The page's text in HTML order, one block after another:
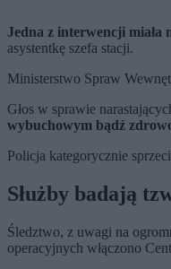
Jedna z interwencji miała
asystentkę szefa stacji.
Ministerstwo Spraw
Głos w sprawie
wybuchowym bądź
Policja kategorycznie
Służby badają
Śledztwo, z uwagi na
operacyjnych włączono